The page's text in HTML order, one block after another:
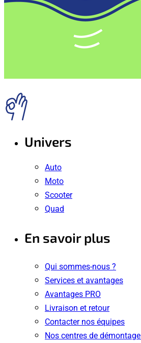
Univers
Auto
Moto
Scooter
Quad
En savoir plus
Qui sommes-nous ?
Services et avantages
Avantages PRO
Livraison et retour
Contacter nos équipes
Nos centres de